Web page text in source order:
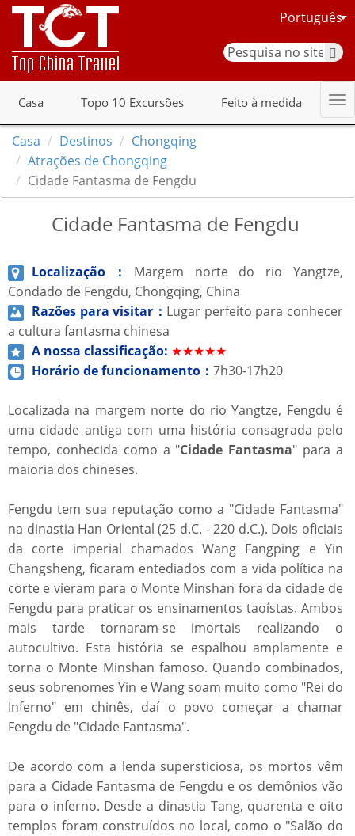
Português
Casa Topo 10 Excursões Feito à medida
Casa Destinos
Chongqing
Atrações de Chongqing
Cidade Fantasma de Fengdu
Cidade Fantasma de Fengdu
Localização： Margem norte do rio Yangtze,
Condado de Fengdu, Chongqing, China
Razões para visitar： Lugar perfeito para conhecer
a cultura fantasma chinesa
A nossa classificação: ★★★★★
Horário de funcionamento： 7h30-17h20
Localizada na margem norte do rio Yangtze, Fengdu é
uma cidade antiga com uma história consagrada pelo
tempo, conhecida como a "Cidade Fantasma" para a
maioria dos chineses.
Fengdu tem sua reputação como a "Cidade Fantasma"
na dinastia Han Oriental (25 d.C. - 220 d.C.). Dois oficiais
da corte imperial chamados Wang Fangping e Yin
Changsheng, ficaram entediados com a vida política na
corte e vieram para o Monte Minshan fora da cidade de
Fengdu para praticar os ensinamentos taoístas. Ambos
mais tarde tornaram-se imortais realizando o
autocultivo. Esta história se espalhou amplamente e
torna o Monte Minshan famoso. Quando combinados,
seus sobrenomes Yin e Wang soam muito como "Rei do
Inferno" em chinês, daí o povo começar a chamar
Fengdu de "Cidade Fantasma".
De acordo com a lenda supersticiosa, os mortos vêm
para a Cidade Fantasma de Fengdu e os demônios vão
para o inferno. Desde a dinastia Tang, quarenta e oito
templos foram construídos no local, como o "Salão do